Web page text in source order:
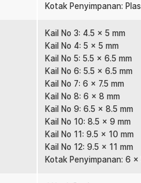
Sekaligus
10 ukuran mata kail dari No 3
ikan. Setiap ukuran berjumlah 7
habis. Cocok untuk pemancing
dan Panjang
J Hook dengan gagang
Ujung kail dibuat tajam
Desain ini membantu
Kotak Penyimpanan:
Kail No 3: 4.5 x 5 mm
Kail No 4: 5 x 5 mm
Kail No 5: 5.5 x 6.5 mm
Kail No 6: 5.5 x 6.5 mm
Kail No 7: 6 x 7.5 mm
Kail No 8: 6 x 8 mm
Kail No 9: 6.5 x 8.5 mm
Kail No 10: 8.5 x 9 mm
Kail No 11: 9.5 x 10 mm
Kail No 12: 9.5 x 11 mm
Kotak Penyimpanan: 6